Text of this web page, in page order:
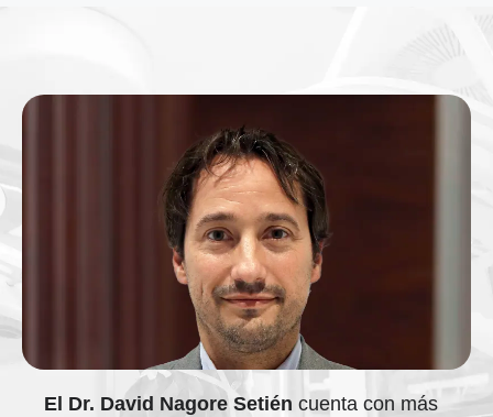
El Dr. David Nagore Setién cuenta con más